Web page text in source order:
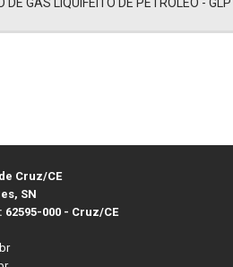
DE GÁS LIQUIFEITO DE PETRÓLEO - GLP
Cruz/CE
SN
000 - Cruz/CE